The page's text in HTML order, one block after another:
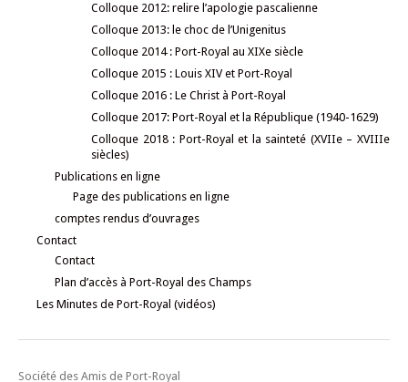
Colloque 2012: relire l’apologie pascalienne
Colloque 2013: le choc de l’Unigenitus
Colloque 2014 : Port-Royal au XIXe siècle
Colloque 2015 : Louis XIV et Port-Royal
Colloque 2016 : Le Christ à Port-Royal
Colloque 2017: Port-Royal et la République (1940-1629)
Colloque 2018 : Port-Royal et la sainteté (XVIIe – XVIIIe
siècles)
Publications en ligne
Page des publications en ligne
comptes rendus d’ouvrages
Contact
Contact
Plan d’accès à Port-Royal des Champs
Les Minutes de Port-Royal (vidéos)
Société des Amis de Port-Royal